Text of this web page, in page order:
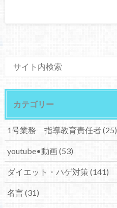
カテゴリー
1号業務 指導教育責任者(25)
youtube•動画(53)
ダイエット・ハゲ対策(141)
名言(31)